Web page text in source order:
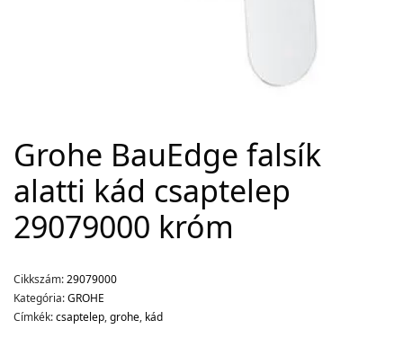
Grohe BauEdge falsík
alatti kád csaptelep
29079000 króm
Cikkszám:29079000
Kategória:GROHE
Címkék:csaptelep,grohe, kád
Premium WordPress Themes. All rights reserved.